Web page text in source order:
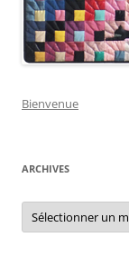
Bienvenue
ARCHIVES
Archives